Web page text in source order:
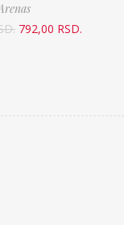
792,00 RSD.